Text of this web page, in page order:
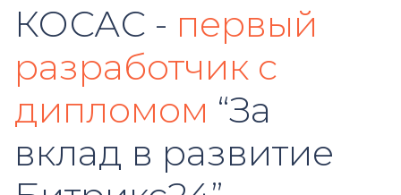
КОСАС - первый
разработчик с
дипломом “За
вклад в развитие